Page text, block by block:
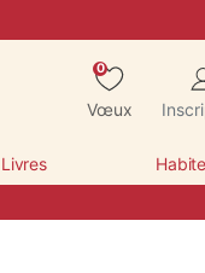
0
Vœux
Livres